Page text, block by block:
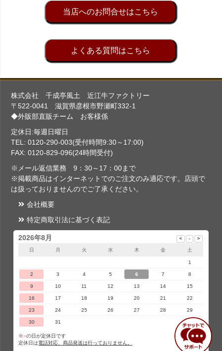
当店へのお問合せはこちら
よくある質問はこちら
株式会社 千成亭風土 近江牛ファクトリー
〒522-0041 滋賀県彦根市野瀬町332-1
◆外販部直販チーム お客様係
定休日:毎週日曜日
TEL: 0120-290-003(受付時間9:30～17:00)
FAX: 0120-829-096(24時間受付)
※メール返信業務 9：30～17：00まで
※掲載商品はインターネットでのご注文のみ適応です。店頭で
は扱っておりませんのでご了承ください。
会社概要
特定商取引法に基づく表記
2026年8月
日 月 火 水 木 金 土
1
2 3 4 5 6 7 8
9 10 11 12 13 14 15
16 17 18 19 20 21 22
23 24 25 26 27 28 29
30 31
※■の日が定休日です
定休日は電話対応、商品発送は行っておりません。